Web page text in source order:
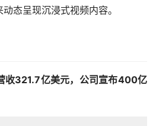
态呈现沉浸式视频内容。
收321.7亿美元，公司宣布400亿